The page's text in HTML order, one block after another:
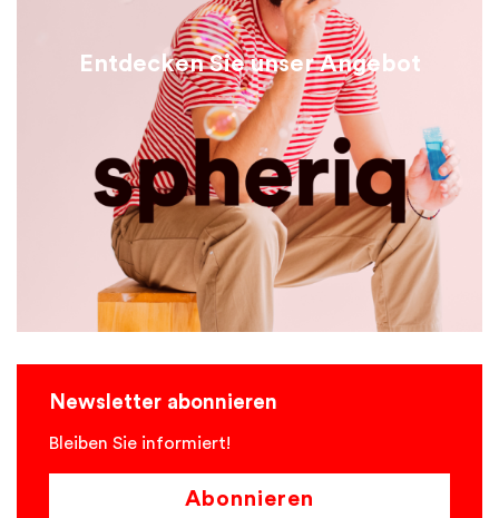
Entdecken Sie unser Angebot
Newsletter abonnieren
Bleiben Sie informiert!
Abonnieren